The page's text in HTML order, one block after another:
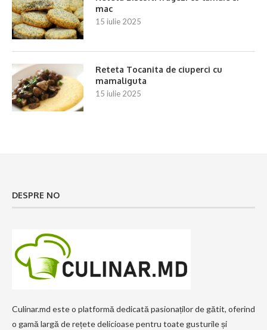
mac
15 iulie 2025
Reteta Tocanita de ciuperci cu
mamaliguta
15 iulie 2025
DESPRE NO
Culinar.md este o platformă dedicată pasionaților de gătit, oferind
o gamă largă de rețete delicioase pentru toate gusturile și